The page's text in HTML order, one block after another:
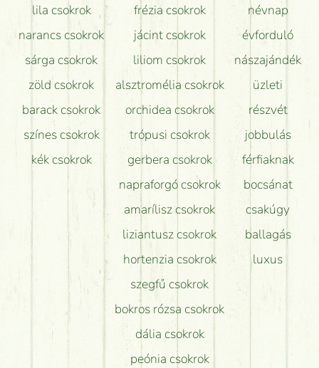
lila csokrok
narancs csokrok
sárga csokrok
zöld csokrok
barack csokrok
színes csokrok
kék csokrok
frézia csokrok
jácint csokrok
liliom csokrok
alsztromélia csokrok
orchidea csokrok
trópusi csokrok
gerbera csokrok
napraforgó csokrok
amarílisz csokrok
liziantusz csokrok
hortenzia csokrok
szegfű csokrok
bokros rózsa csokrok
dália csokrok
peónia csokrok
névnap
évforduló
nászajándék
üzleti
részvét
jobbulás
férfiaknak
bocsánat
csakúgy
ballagás
luxus